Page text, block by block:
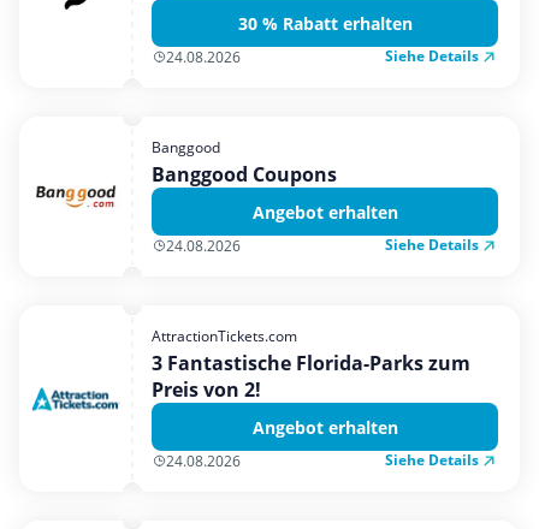
30 % Rabatt erhalten
24.08.2026 Siehe Details
Banggood
Banggood Coupons
Angebot erhalten
24.08.2026 Siehe Details
AttractionTickets.com
3 Fantastische Florida-Parks zum
Preis von 2!
Angebot erhalten
24.08.2026 Siehe Details